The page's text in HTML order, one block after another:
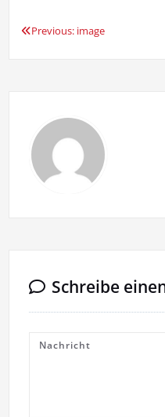
Previous: image
Schreibe